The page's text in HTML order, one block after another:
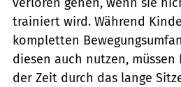
trainiert wird. Während
kompletten
diesen auch nutzen, müssen
der Zeit durch das lange